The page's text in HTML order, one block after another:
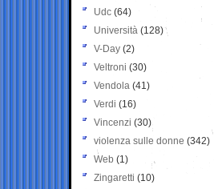
Udc (64)
Università (128)
V-Day (2)
Veltroni (30)
Vendola (41)
Verdi (16)
Vincenzi (30)
violenza sulle donne (342)
Web (1)
Zingaretti (10)